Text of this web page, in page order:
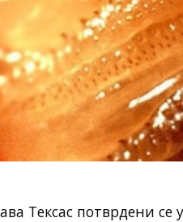
Тексас потврдени